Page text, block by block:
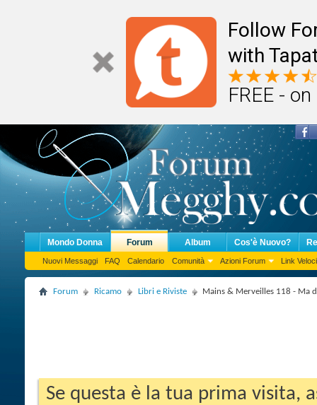
Follow
with
FREE -
Mondo Donna Forum
Nuovi Messaggi FAQ Calendario Comunità Azioni Forum Link Veloci
Album Cos'è Nuovo?
Forum Ricamo Libri e Riviste Mains & Merveilles 118 - Ma
Se questa è la tua prima visita,